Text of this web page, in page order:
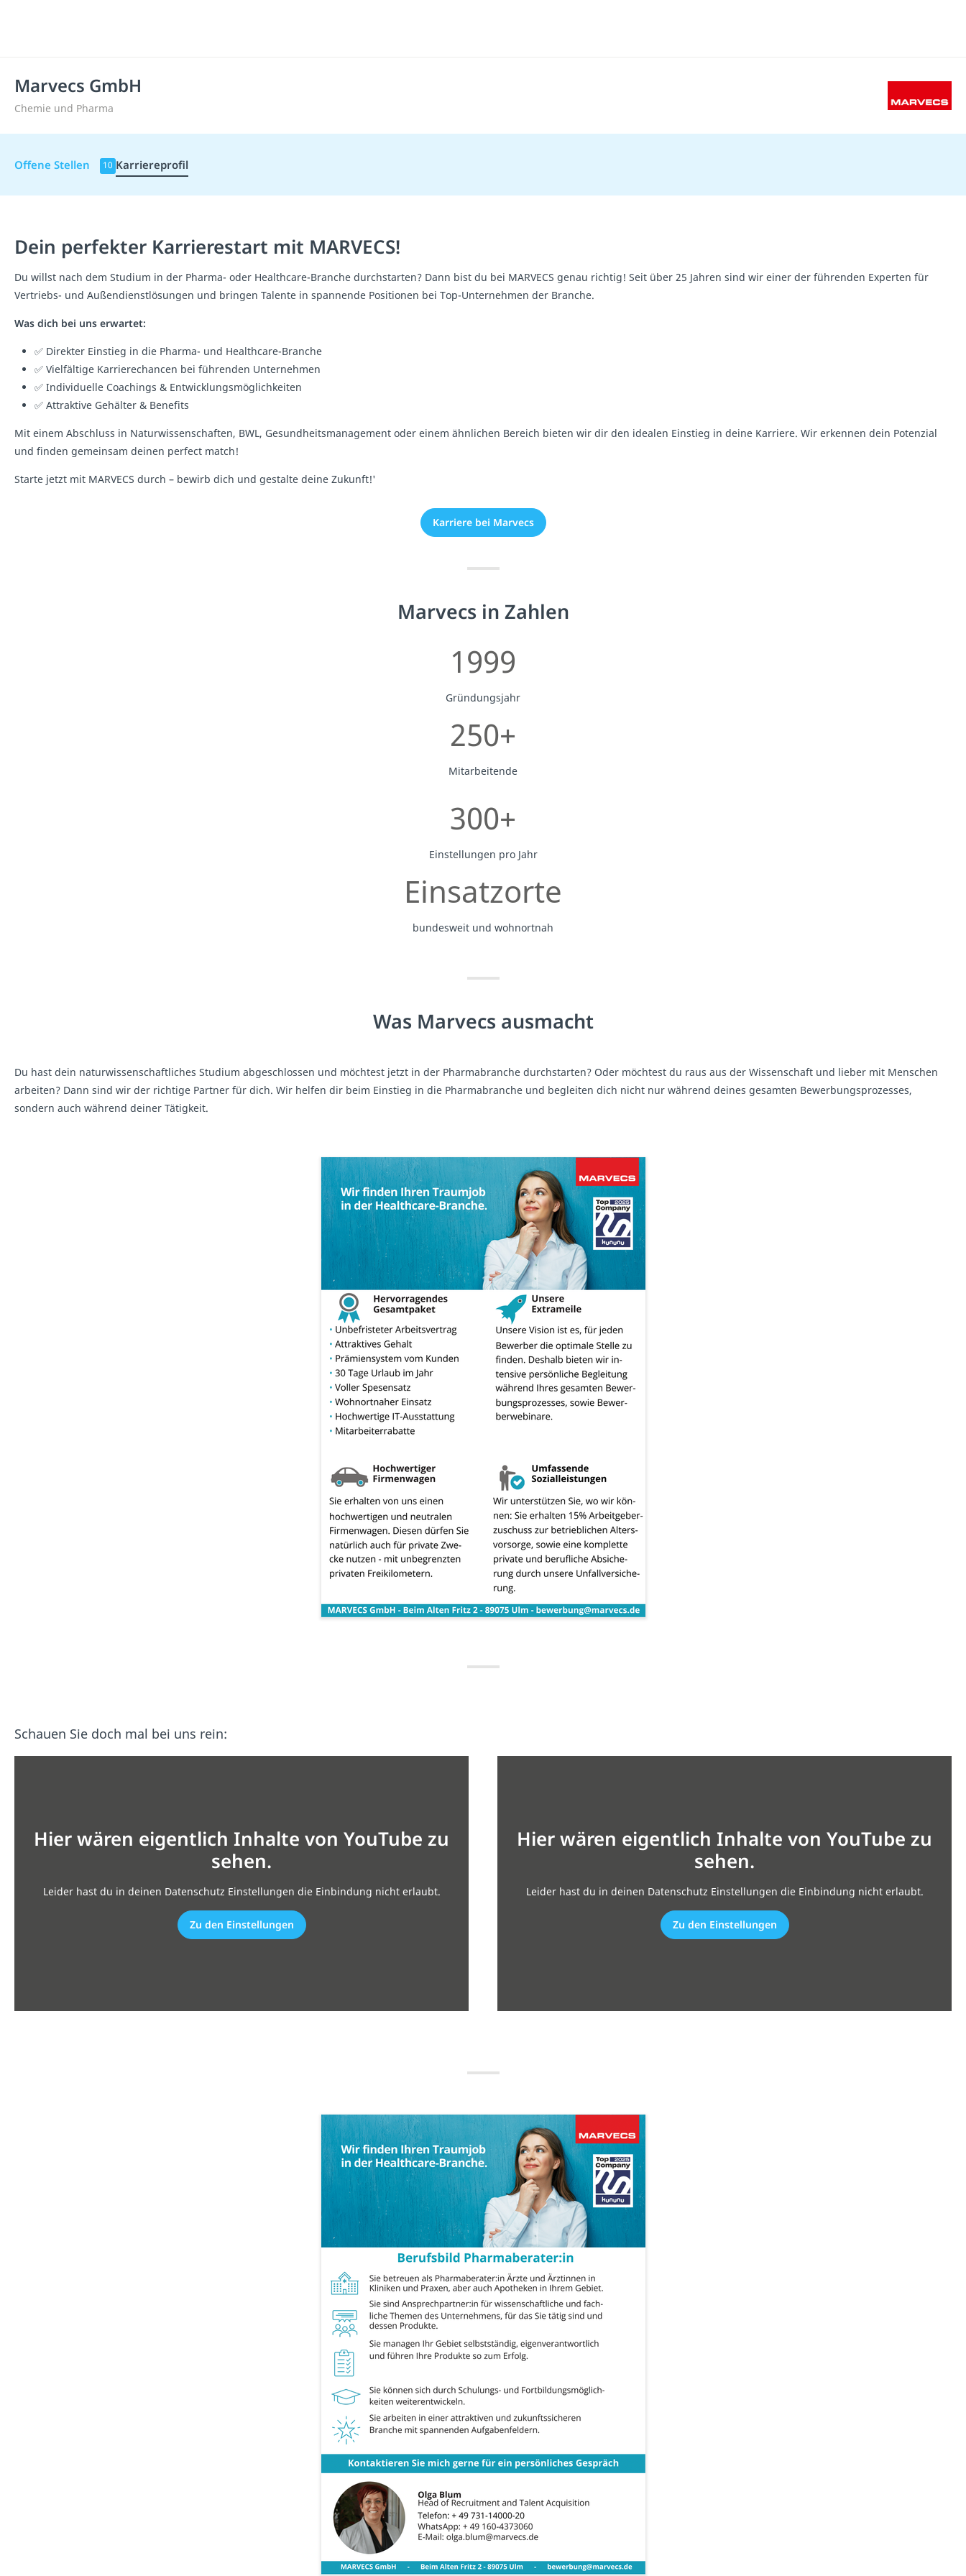
Marvecs GmbH
Chemie und Pharma
Offene Stellen 10 Karriereprofil
Dein perfekter Karrierestart mit MARVECS!
Du willst nach dem Studium in der Pharma- oder Healthcare-Branche durchstarten? Dann bist du bei MARVECS genau richtig! Seit über 25 Jahren sind wir einer der führenden Experten für
Vertriebs- und Außendienstlösungen und bringen Talente in spannende Positionen bei Top-Unternehmen der Branche.
Was dich bei uns erwartet:
✅ Direkter Einstieg in die Pharma- und Healthcare-Branche
✅ Vielfältige Karrierechancen bei führenden Unternehmen
✅ Individuelle Coachings & Entwicklungsmöglichkeiten
✅ Attraktive Gehälter & Benefits
Mit einem Abschluss in Naturwissenschaften, BWL, Gesundheitsmanagement oder einem ähnlichen Bereich bieten wir dir den idealen Einstieg in deine Karriere. Wir erkennen dein Potenzial
und finden gemeinsam deinen perfect match!
Starte jetzt mit MARVECS durch – bewirb dich und gestalte deine Zukunft!'
Karriere bei Marvecs
Marvecs in Zahlen
1999
Gründungsjahr
250+
Mitarbeitende
300+
Einstellungen pro Jahr
Einsatzorte
bundesweit und wohnortnah
Was Marvecs ausmacht
Du hast dein naturwissenschaftliches Studium abgeschlossen und möchtest jetzt in der Pharmabranche durchstarten? Oder möchtest du raus aus der Wissenschaft und lieber mit Menschen
arbeiten? Dann sind wir der richtige Partner für dich. Wir helfen dir beim Einstieg in die Pharmabranche und begleiten dich nicht nur während deines gesamten Bewerbungsprozesses,
sondern auch während deiner Tätigkeit.
Schauen Sie doch mal bei uns rein:
Hier wären eigentlich Inhalte von YouTube zu
sehen.
Leider hast du in deinen Datenschutz Einstellungen die Einbindung nicht erlaubt.
Zu den Einstellungen
Hier wären eigentlich Inhalte von YouTube zu
sehen.
Leider hast du in deinen Datenschutz Einstellungen die Einbindung nicht erlaubt.
Zu den Einstellungen